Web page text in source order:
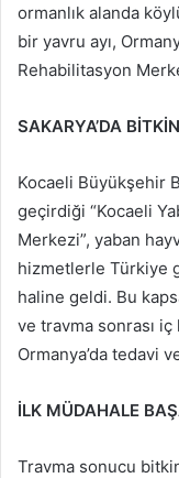
ormanlık alanda
bir yavru ayı,
Rehabilitasyon
SAKARYA’DA
Kocaeli Büyükşehir
geçirdiği “Kocaeli
Merkezi”, yaban
hizmetlerle Türkiye
haline geldi. Bu
ve travma sonrası
Ormanya’da tedavi
İLK MÜDAHALE
Travma sonucu